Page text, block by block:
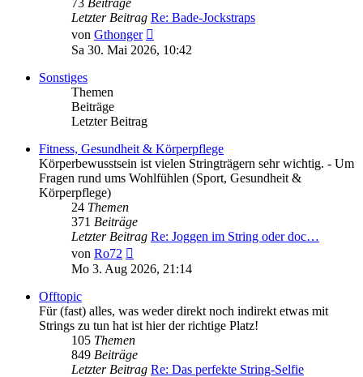
Letzter Beitrag Re: Bade-Jockstraps
von Gthonger
Beitrag
Sa 30. Mai 2026, 10:42
Sonstiges
Themen
Beiträge
Letzter Beitrag
Fitness, Gesundheit & Körperpflege
Körperbewusstsein ist vielen Stringträgern sehr wichtig. - Um
Fragen rund ums Wohlfühlen (Sport, Gesundheit &
Körperpflege)
24 Themen
371 Beiträge
Letzter Beitrag Re: Joggen im String oder doc…
von Ro72
Beitrag
Mo 3. Aug 2026, 21:14
Offtopic
Für (fast) alles, was weder direkt noch indirekt etwas mit
Strings zu tun hat ist hier der richtige Platz!
105 Themen
849 Beiträge
Letzter Beitrag Re: Das perfekte String-Selfie